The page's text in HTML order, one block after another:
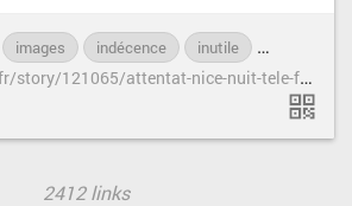
images indécence inutile
h
ttps://www.slate.fr/story/121065/attentat-nice-nuit-tele-francaise-sombre
2412 links